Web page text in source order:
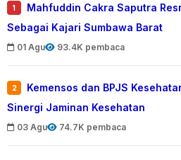
1
Mahfuddin Cakra Saputra
Sebagai Kajari Sumbawa Barat
01 Agu 93.4K pembaca
2
Kemensos dan BPJS
Sinergi Jaminan Kesehatan
03 Agu 74.7K pembaca